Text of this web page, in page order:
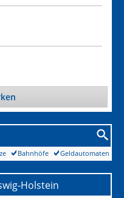
Geldautomaten
Bahnhöfe
Holstein